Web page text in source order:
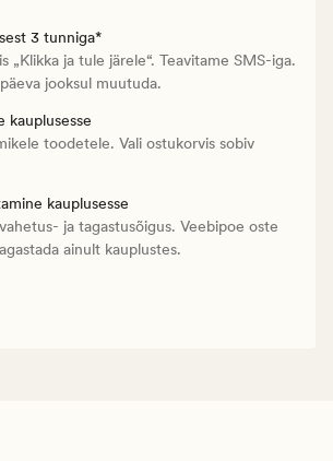
3 tunniga*
„Klikka ja tule järele“. Teavitame SMS-iga.
jooksul muutuda.
kauplusesse
toodetele. Vali ostukorvis sobiv
kauplusesse
ja tagastusõigus. Veebipoe oste
ainult kauplustes.